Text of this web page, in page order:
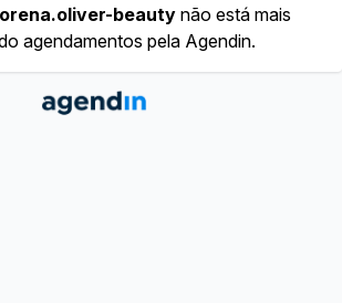
beautynão está mais
agendamentos pela Agendin.